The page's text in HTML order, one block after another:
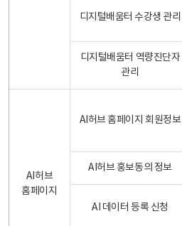
디지털배움터 수강생 관리
디지털배움터 역량진단자
관리
AI허브
홈페이지
AI허브 홈페이지 회원정보
AI허브 홍보동의 정보
AI 데이터 등록 신청